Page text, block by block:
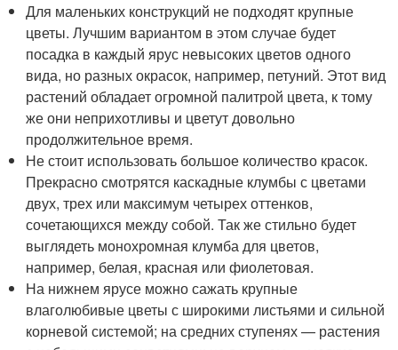
Для маленьких конструкций не подходят крупные
цветы. Лучшим вариантом в этом случае будет
посадка в каждый ярус невысоких цветов одного
вида, но разных окрасок, например, петуний. Этот вид
растений обладает огромной палитрой цвета, к тому
же они неприхотливы и цветут довольно
продолжительное время.
Не стоит использовать большое количество красок.
Прекрасно смотрятся каскадные клумбы с цветами
двух, трех или максимум четырех оттенков,
сочетающихся между собой. Так же стильно будет
выглядеть монохромная клумба для цветов,
например, белая, красная или фиолетовая.
На нижнем ярусе можно сажать крупные
влаголюбивые цветы с широкими листьями и сильной
корневой системой; на средних ступенях — растения